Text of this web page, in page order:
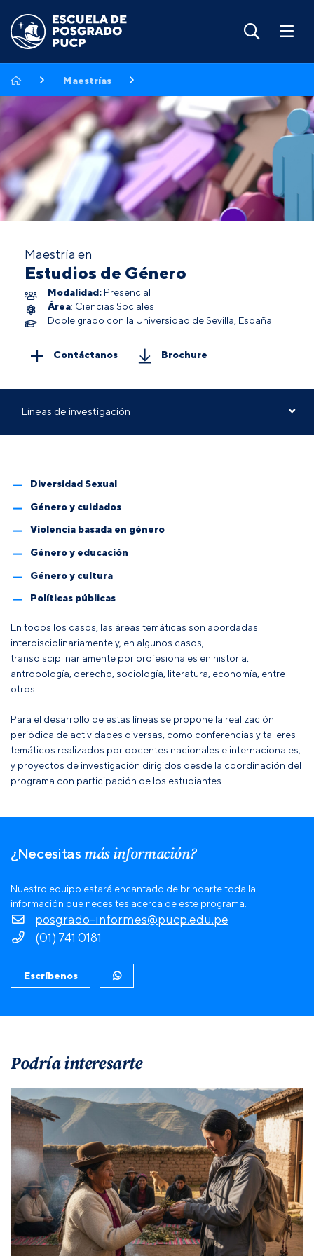
Maestrías
Maestría en
Estudios de Género
Modalidad: Presencial
Área: Ciencias Sociales
Doble grado con la Universidad de Sevilla, España
Contáctanos Brochure
Diversidad Sexual
Género y cuidados
Violencia basada en género
Género y educación
Género y cultura
Políticas públicas
En todos los casos, las áreas temáticas son abordadas
interdisciplinariamente y, en algunos casos,
transdisciplinariamente por profesionales en historia,
antropología, derecho, sociología, literatura, economía, entre
otros.
Para el desarrollo de estas líneas se propone la realización
periódica de actividades diversas, como conferencias y talleres
temáticos realizados por docentes nacionales e internacionales,
y proyectos de investigación dirigidos desde la coordinación del
programa con participación de los estudiantes.
¿Necesitas más información?
Nuestro equipo estará encantado de brindarte toda la
información que necesites acerca de este programa.
posgrado-informes@pucp.edu.pe
(01) 741 0181
Escríbenos
Podría interesarte